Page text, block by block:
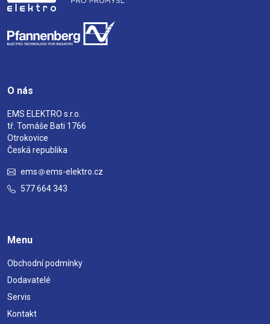
O nás
EMS ELEKTRO s.r.o.
tř. Tomáše Bati 1766
Otrokovice
Česká republika
ems
ems-elektro.cz
577 664 343
Menu
Obchodní podmínky
Dodavatelé
Servis
Kontakt